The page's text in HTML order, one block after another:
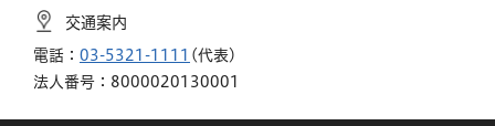
交通案内
電話： 03-5321-1111 (代表)
法人番号：8000020130001